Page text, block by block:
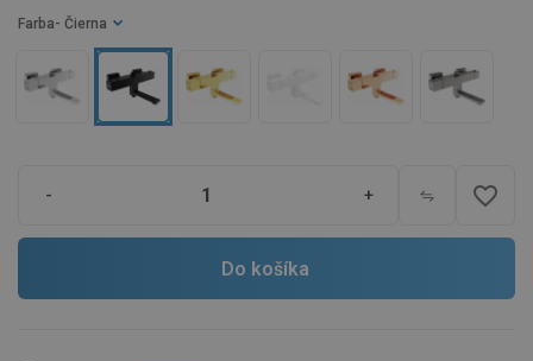
Farba - Čierna
- + favorite_border
Do košíka